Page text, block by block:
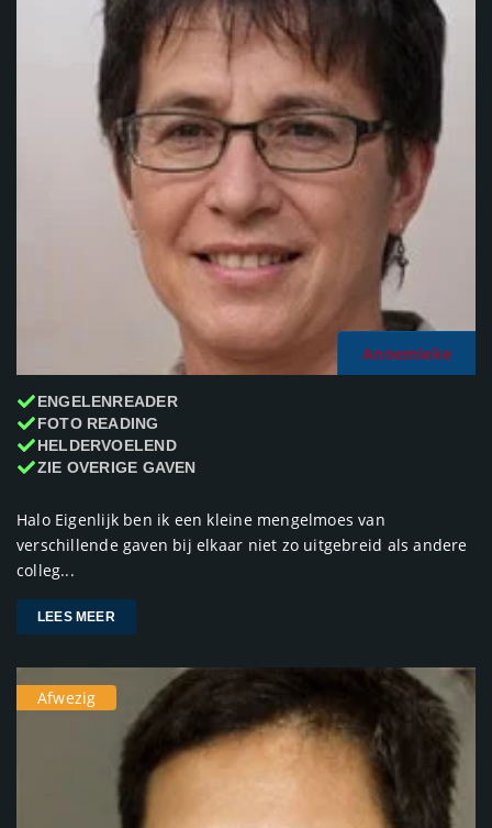
Annemieke
ENGELENREADER
FOTO READING
HELDERVOELEND
ZIE OVERIGE GAVEN
Halo Eigenlijk ben ik een kleine mengelmoes van
verschillende gaven bij elkaar niet zo uitgebreid als andere
colleg...
LEES MEER
Afwezig